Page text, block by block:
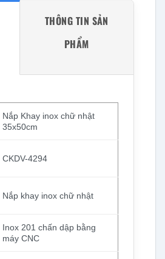
THÔNG TIN SẢN
PHẨM
Nắp Khay inox chữ nhật
35x50cm
CKDV-4294
Nắp khay inox chữ nhật
Inox 201 chấn dập bằng
máy CNC